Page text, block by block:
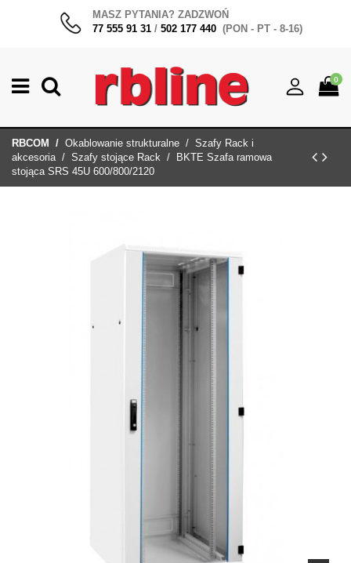
MASZ PYTANIA? ZADZWOŃ
77 555 91 31 / 502 177 440 (PON - PT - 8-16)
0
RBCOM Okablowanie strukturalne
Szafy Rack i
akcesoria
Szafy stojące Rack
BKTE Szafa ramowa
stojąca SRS 45U 600/800/2120